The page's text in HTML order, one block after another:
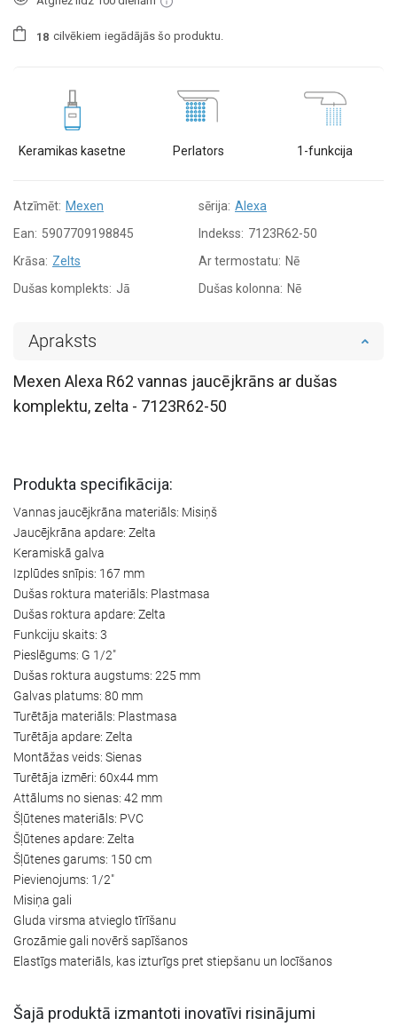
1 8 cilvēkiem iegādājās šo produktu.
Keramikas kasetne Perlators 1-funkcija
Atzīmēt: Mexen sērija: Alexa
Ean: 5907709198845 Indekss: 7123R62-50
Krāsa: Zelts Ar termostatu: Nē
Dušas komplekts: Jā Dušas kolonna: Nē
Apraksts
Mexen Alexa R62 vannas jaucējkrāns ar dušas
komplektu, zelta - 7123R62-50
Produkta specifikācija:
Vannas jaucējkrāna materiāls: Misiņš
Jaucējkrāna apdare: Zelta
Keramiskā galva
Izplūdes snīpis: 167 mm
Dušas roktura materiāls: Plastmasa
Dušas roktura apdare: Zelta
Funkciju skaits: 3
Pieslēgums: G 1/2"
Dušas roktura augstums: 225 mm
Galvas platums: 80 mm
Turētāja materiāls: Plastmasa
Turētāja apdare: Zelta
Montāžas veids: Sienas
Turētāja izmēri: 60x44 mm
Attālums no sienas: 42 mm
Šļūtenes materiāls: PVC
Šļūtenes apdare: Zelta
Šļūtenes garums: 150 cm
Pievienojums: 1/2"
Misiņa gali
Gluda virsma atvieglo tīrīšanu
Grozāmie gali novērš sapīšanos
Elastīgs materiāls, kas izturīgs pret stiepšanu un locīšanos
Šajā produktā izmantoti inovatīvi risinājumi